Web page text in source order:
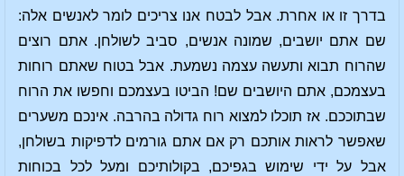
בדרך זו או אחרת. אבל לבטח אנו צריכים לומר לאנשים אלה:
שם אתם יושבים, שמונה אנשים, סביב לשולחן. אתם רוצים
שהרוח תבוא ותעשה עצמה נשמעת. אבל בטוח שאתם רוחות
בעצמכם, אתם היושבים שם! הביטו בעצמכם וחפשו את הרוח
שבתוככם. אז תוכלו למצוא רוח גדולה בהרבה. אינכם משערים
שאפשר לראות אותכם רק אם אתם גורמים לדפיקות בשולחן,
אבל על ידי שימוש בגפיכם, בקולותיכם ומעל לכל בכוחות